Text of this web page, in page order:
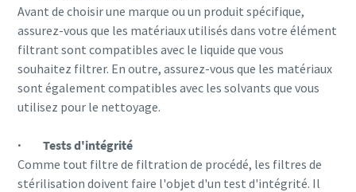
Avant de choisir une marque ou un produit spécifique,
assurez-vous que les matériaux utilisés dans votre élément
filtrant sont compatibles avec le liquide que vous
souhaitez filtrer. En outre, assurez-vous que les matériaux
sont également compatibles avec les solvants que vous
utilisez pour le nettoyage.
· Tests d'intégrité
Comme tout filtre de filtration de procédé, les filtres de
stérilisation doivent faire l'objet d'un test d'intégrité. Il